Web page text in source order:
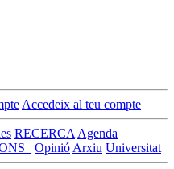
Accedeix al teu compte
RECERCA Agenda
Opinió Arxiu Universitat